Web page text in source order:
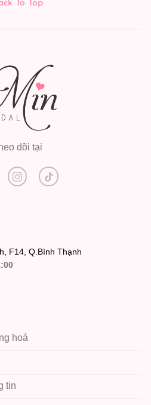
To Top
dõi tại
F14, Q.Bình Thạnh
hoá
tin